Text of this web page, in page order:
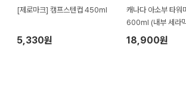
[제로마크] 캠프스텐컵 450ml
5,330원
캐나다 아소부 타워
600ml (내부 세라
18,900원